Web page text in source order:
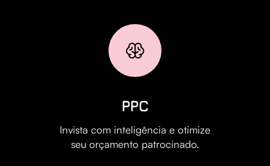
PPC
Invista com inteligência e otimize
seu orçamento patrocinado.